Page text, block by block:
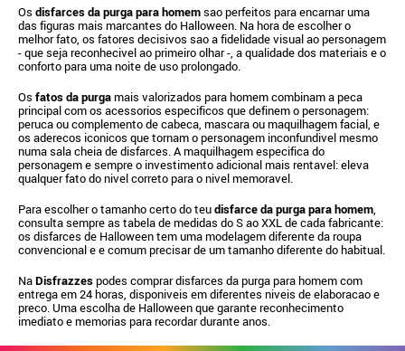
Os disfarces da purga para homemsao perfeitos para encarnar uma
das figuras mais marcantes do Halloween. Na hora de escolher o
melhor fato, os fatores decisivos sao a fidelidade visual ao personagem
- que seja reconhecivel ao primeiro olhar -, a qualidade dos materiais e o
conforto para uma noite de uso prolongado.
Os fatos da purgamais valorizados para homem combinam a peca
principal com os acessorios especificos que definem o personagem:
peruca ou complemento de cabeca, mascara ou maquilhagem facial, e
os aderecos iconicos que tornam o personagem inconfundivel mesmo
numa sala cheia de disfarces. A maquilhagem especifica do
personagem e sempre o investimento adicional mais rentavel: eleva
qualquer fato do nivel correto para o nivel memoravel.
Para escolher o tamanho certo do teudisfarce da purga para homem,
consulta sempre as tabela de medidas do S ao XXL de cada fabricante:
os disfarces de Halloween tem uma modelagem diferente da roupa
convencional e e comum precisar de um tamanho diferente do habitual.
NaDisfrazzespodes comprar disfarces da purga para homem com
entrega em 24 horas, disponiveis em diferentes niveis de elaboracao e
preco. Uma escolha de Halloween que garante reconhecimento
imediato e memorias para recordar durante anos.